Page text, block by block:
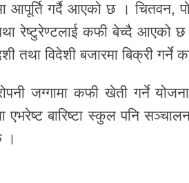
आपूर्ति गर्दै आएको छ । चितवन,
रेष्टुरेण्टलाई कफी बेच्दै आएको छ
तथा विदेशी बजारमा बिक्री
जग्गामा कफी खेती गर्ने
एभरेष्ट बारिष्टा स्कुल पनि
।